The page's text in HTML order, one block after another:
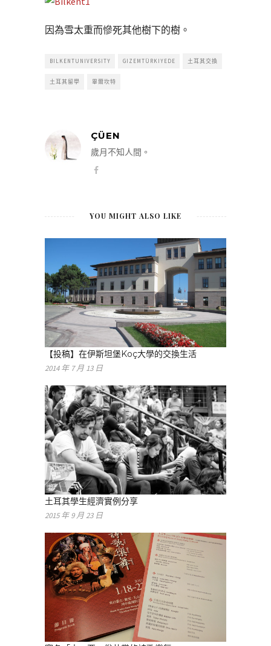
因為雪太重而慘死其他樹下的樹。
BILKENTUNIVERSITY GIZEMTÜRKIYEDE 土耳其交換
土耳其留學 畢爾坎特
ÇÜEN
歲月不知人間。
YOU MIGHT ALSO LIKE
【投稿】在伊斯坦堡Koç大學的交換生活
2014 年 7 月 13 日
土耳其學生經濟實例分享
2015 年 9 月 23 日